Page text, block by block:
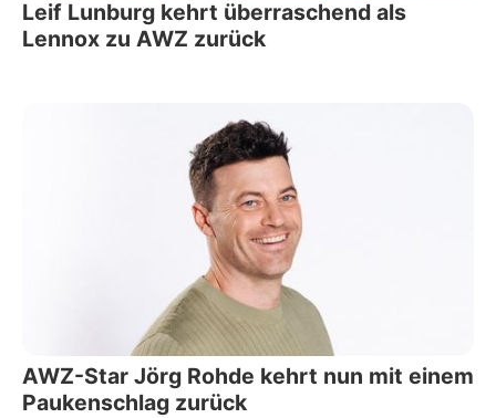
Leif Lunburg kehrt überraschend als
Lennox zu AWZ zurück
AWZ-Star Jörg Rohde kehrt nun mit einem
Paukenschlag zurück